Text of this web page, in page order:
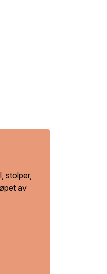
stolper,
av